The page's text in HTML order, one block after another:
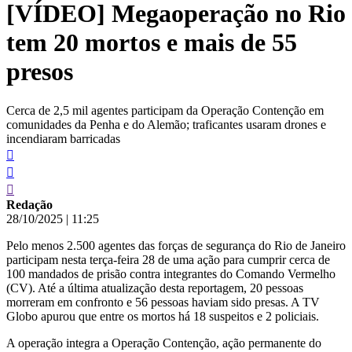
conteúdo
[VÍDEO] Megaoperação no Rio
tem 20 mortos e mais de 55
presos
Cerca de 2,5 mil agentes participam da Operação Contenção em
comunidades da Penha e do Alemão; traficantes usaram drones e
incendiaram barricadas
Redação
28/10/2025 | 11:25
Pelo menos 2.500 agentes das forças de segurança do Rio de Janeiro
participam nesta terça-feira 28 de uma ação para cumprir cerca de
100 mandados de prisão contra integrantes do Comando Vermelho
(CV). Até a última atualização desta reportagem, 20 pessoas
morreram em confronto e 56 pessoas haviam sido presas. A TV
Globo apurou que entre os mortos há 18 suspeitos e 2 policiais.
A operação integra a Operação Contenção, ação permanente do